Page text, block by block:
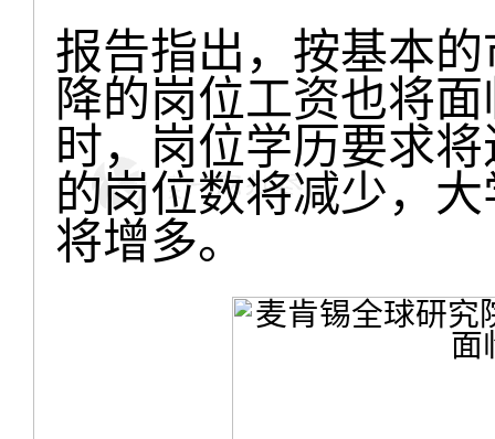
报告指出，按基本
降的岗位工资也将
时，岗位学历要求
的岗位数将减少，
将增多。